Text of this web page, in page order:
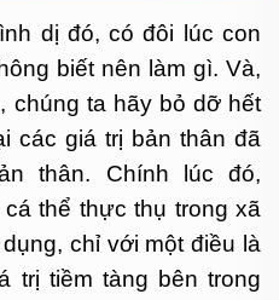
dị đó, có đôi lúc con
biết nên làm gì. Và,
chúng ta hãy bỏ dỡ hết
các giá trị bản thân đã
thân. Chính lúc đó,
thể thực thụ trong xã
chỉ với một điều là
trị tiềm tàng bên trong